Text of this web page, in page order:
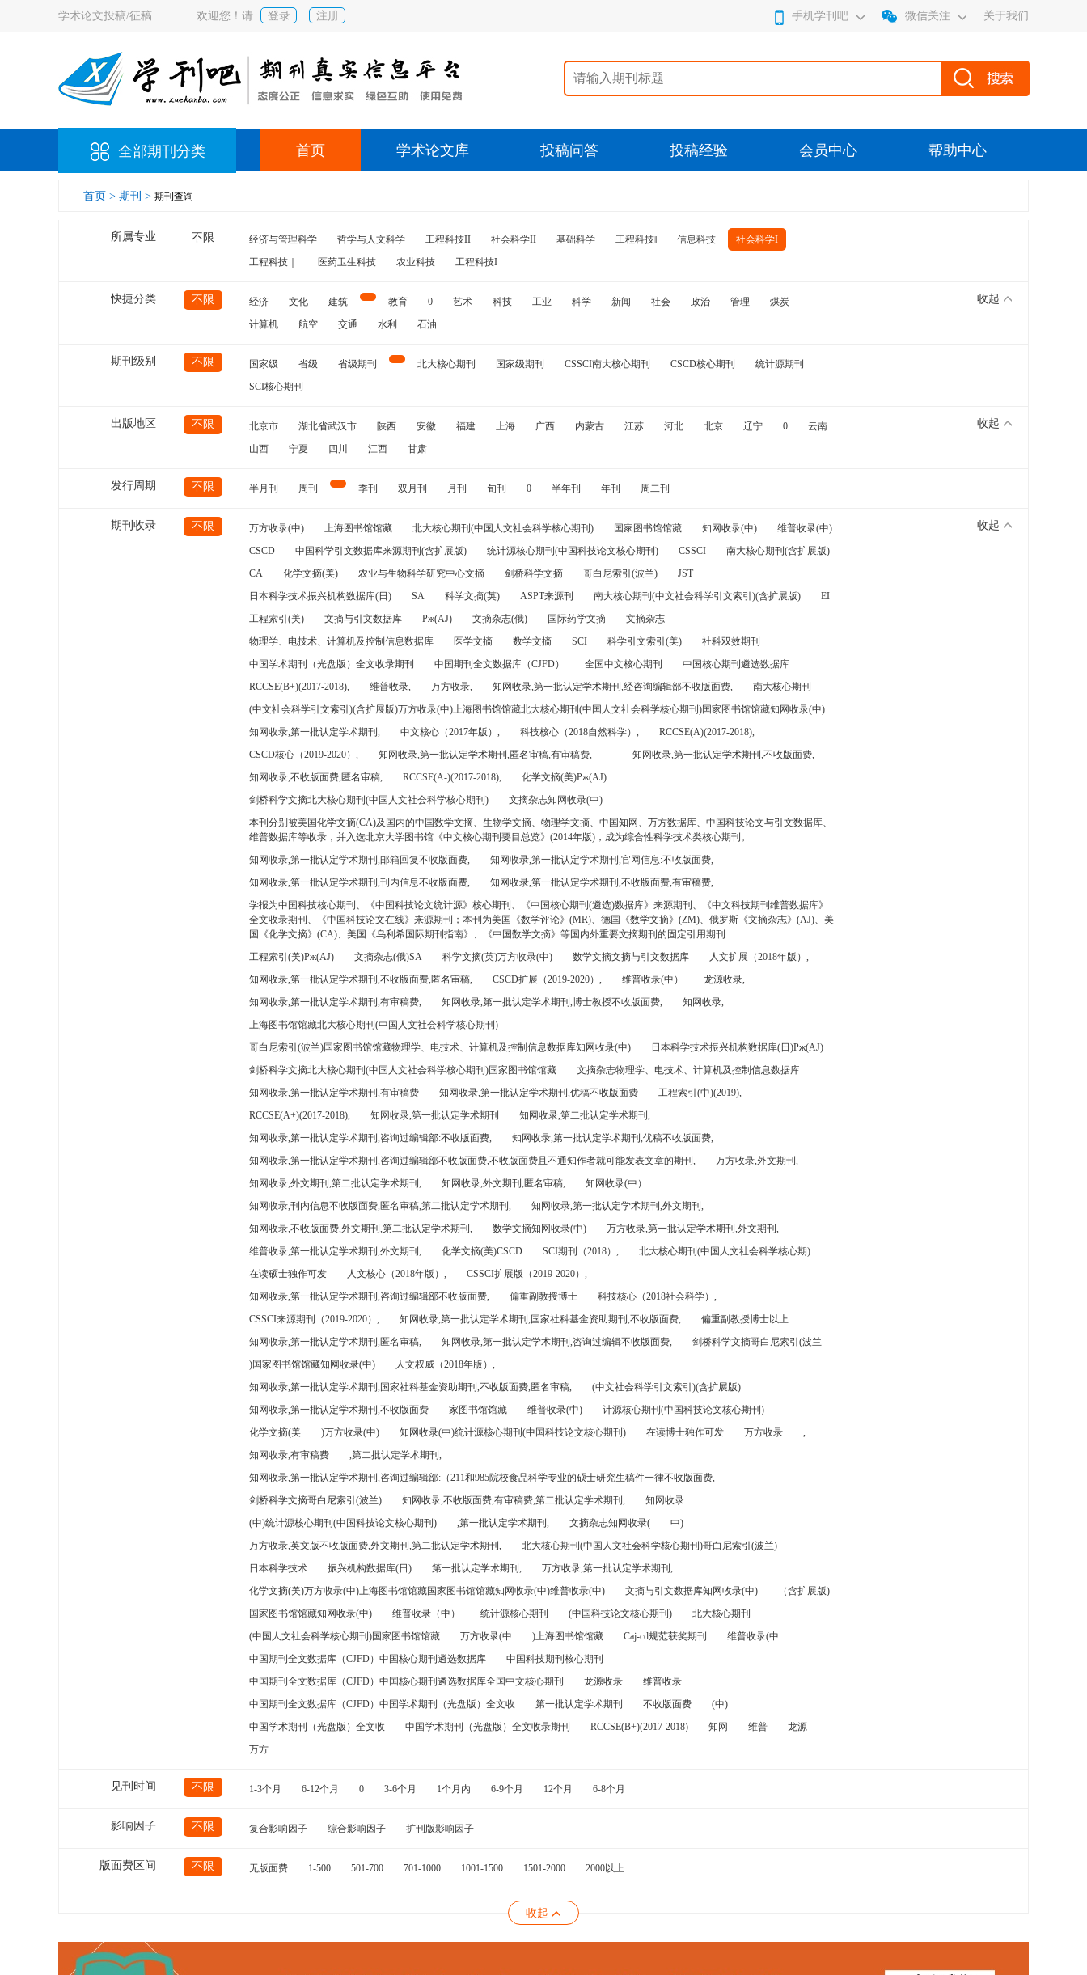
学术论文投稿/征稿 欢迎您！请 登录 注册 手机学刊吧 微信关注 关于我们
全部期刊分类 首页 学术论文库 投稿问答 投稿经验 会员中心 帮助中心
首页 > 期刊 > 期刊查询
所属专业 不限 经济与管理科学 哲学与人文科学 工程科技II 社会科学II 基础科学 工程科技‖ 信息科技
社会科学I
工程科技｜
医药卫生科技 农业科技 工程科技I
快捷分类 不限 经济 文化 建筑 教育 0 艺术 科技 工业 科学 新闻 社会 政治 管理
煤炭
计算机
航空 交通 水利 石油
收起
期刊级别 不限 国家级 省级 省级期刊 北大核心期刊 国家级期刊 CSSCI南大核心期刊 CSCD核心期刊
统计源期刊
SCI核心期刊
出版地区 不限 北京市 湖北省武汉市 陕西 安徽 福建 上海 广西 内蒙古 江苏 河北 北京 辽宁 0
云南
山西
宁夏 四川 江西 甘肃
收起
发行周期 不限 半月刊 周刊 季刊 双月刊 月刊 旬刊 0 半年刊 年刊 周二刊
期刊收录 不限 万方收录(中) 上海图书馆馆藏 北大核心期刊(中国人文社会科学核心期刊) 国家图书馆馆藏 知网收录(中)
维普收录(中)
CSCD
中国科学引文数据库来源期刊(含扩展版) 统计源核心期刊(中国科技论文核心期刊) CSSCI
南大核心期刊(含扩展版)
CA
化学文摘(美) 农业与生物科学研究中心文摘 剑桥科学文摘 哥白尼索引(波兰)
JST
日本科学技术振兴机构数据库(日)
SA 科学文摘(英) ASPT来源刊 南大核心期刊(中文社会科学引文索引)(含扩展版)
EI
工程索引(美)
文摘与引文数据库 Pж(AJ) 文摘杂志(俄) 国际药学文摘
文摘杂志
物理学、电技术、计算机及控制信息数据库
医学文摘 数学文摘 SCI 科学引文索引(美)
社科双效期刊
中国学术期刊（光盘版）全文收录期刊
中国期刊全文数据库（CJFD） 全国中文核心期刊
中国核心期刊遴选数据库
RCCSE(B+)(2017-2018),
维普收录, 万方收录, 知网收录,第一批认定学术期刊,经咨询编辑部不收版面费,
南大核心期刊
(中文社会科学引文索引)(含扩展版)万方收录(中)上海图书馆馆藏北大核心期刊(中国人文社会科学核心期刊)国家图书馆馆藏知网收录(中)
知网收录,第一批认定学术期刊,
中文核心（2017年版）, 科技核心（2018自然科学）,
RCCSE(A)(2017-2018),
CSCD核心（2019-2020）,
知网收录,第一批认定学术期刊,匿名审稿,有审稿费,
知网收录,第一批认定学术期刊,不收版面费,
知网收录,不收版面费,匿名审稿,
RCCSE(A-)(2017-2018),
化学文摘(美)Pж(AJ)
剑桥科学文摘北大核心期刊(中国人文社会科学核心期刊)
文摘杂志知网收录(中)
本刊分别被美国化学文摘(CA)及国内的中国数学文摘、生物学文摘、物理学文摘、中国知网、万方数据库、中国科技论文与引文数据库、
维普数据库等收录，并入选北京大学图书馆《中文核心期刊要目总览》(2014年版)，成为综合性科学技术类核心期刊。
知网收录,第一批认定学术期刊,邮箱回复不收版面费,
知网收录,第一批认定学术期刊,官网信息:不收版面费,
知网收录,第一批认定学术期刊,刊内信息不收版面费,
知网收录,第一批认定学术期刊,不收版面费,有审稿费,
学报为中国科技核心期刊、《中国科技论文统计源》核心期刊、《中国核心期刊(遴选)数据库》来源期刊、《中文科技期刊维普数据库》
全文收录期刊、《中国科技论文在线》来源期刊；本刊为美国《数学评论》(MR)、德国《数学文摘》(ZM)、俄罗斯《文摘杂志》(AJ)、美
国《化学文摘》(CA)、美国《乌利希国际期刊指南》、《中国数学文摘》等国内外重要文摘期刊的固定引用期刊
工程索引(美)Pж(AJ)
文摘杂志(俄)SA 科学文摘(英)万方收录(中) 数学文摘文摘与引文数据库
人文扩展（2018年版）,
知网收录,第一批认定学术期刊,不收版面费,匿名审稿,
CSCD扩展（2019-2020）, 维普收录(中）
龙源收录,
知网收录,第一批认定学术期刊,有审稿费,
知网收录,第一批认定学术期刊,博士教授不收版面费,
知网收录,
上海图书馆馆藏北大核心期刊(中国人文社会科学核心期刊)
哥白尼索引(波兰)国家图书馆馆藏物理学、电技术、计算机及控制信息数据库知网收录(中)
日本科学技术振兴机构数据库(日)Pж(AJ)
剑桥科学文摘北大核心期刊(中国人文社会科学核心期刊)国家图书馆馆藏
文摘杂志物理学、电技术、计算机及控制信息数据库
知网收录,第一批认定学术期刊,有审稿费
知网收录,第一批认定学术期刊,优稿不收版面费
工程索引(中)(2019),
RCCSE(A+)(2017-2018),
知网收录,第一批认定学术期刊
知网收录,第二批认定学术期刊,
知网收录,第一批认定学术期刊,咨询过编辑部:不收版面费,
知网收录,第一批认定学术期刊,优稿不收版面费,
知网收录,第一批认定学术期刊,咨询过编辑部不收版面费,不收版面费且不通知作者就可能发表文章的期刊,
万方收录,外文期刊,
知网收录,外文期刊,第二批认定学术期刊,
知网收录,外文期刊,匿名审稿,
知网收录(中）
知网收录,刊内信息不收版面费,匿名审稿,第二批认定学术期刊,
知网收录,第一批认定学术期刊,外文期刊,
知网收录,不收版面费,外文期刊,第二批认定学术期刊,
数学文摘知网收录(中)
万方收录,第一批认定学术期刊,外文期刊,
维普收录,第一批认定学术期刊,外文期刊,
化学文摘(美)CSCD SCI期刊（2018）,
北大核心期刊(中国人文社会科学核心期)
在读硕士独作可发
人文核心（2018年版）,
CSSCI扩展版（2019-2020）,
知网收录,第一批认定学术期刊,咨询过编辑部不收版面费,
偏重副教授博士
科技核心（2018社会科学）,
CSSCI来源期刊（2019-2020）,
知网收录,第一批认定学术期刊,国家社科基金资助期刊,不收版面费,
偏重副教授博士以上
知网收录,第一批认定学术期刊,匿名审稿,
知网收录,第一批认定学术期刊,咨询过编辑不收版面费,
剑桥科学文摘哥白尼索引(波兰
)国家图书馆馆藏知网收录(中)
人文权威（2018年版）,
知网收录,第一批认定学术期刊,国家社科基金资助期刊,不收版面费,匿名审稿,
(中文社会科学引文索引)(含扩展版)
知网收录,第一批认定学术期刊,不收版面费
家图书馆馆藏 维普收录(中)
计源核心期刊(中国科技论文核心期刊)
化学文摘(美
)万方收录(中) 知网收录(中)统计源核心期刊(中国科技论文核心期刊) 在读博士独作可发 万方收录
,
知网收录,有审稿费
,第二批认定学术期刊,
知网收录,第一批认定学术期刊,咨询过编辑部:（211和985院校食品科学专业的硕士研究生稿件一律不收版面费,
剑桥科学文摘哥白尼索引(波兰)
知网收录,不收版面费,有审稿费,第二批认定学术期刊,
知网收录
(中)统计源核心期刊(中国科技论文核心期刊)
,第一批认定学术期刊, 文摘杂志知网收录(
中)
万方收录,英文版不收版面费,外文期刊,第二批认定学术期刊,
北大核心期刊(中国人文社会科学核心期刊)哥白尼索引(波兰)
日本科学技术
振兴机构数据库(日) 第一批认定学术期刊,
万方收录,第一批认定学术期刊,
化学文摘(美)万方收录(中)上海图书馆馆藏国家图书馆馆藏知网收录(中)维普收录(中)
文摘与引文数据库知网收录(中)
（含扩展版)
国家图书馆馆藏知网收录(中)
维普收录（中） 统计源核心期刊 (中国科技论文核心期刊)
北大核心期刊
(中国人文社会科学核心期刊)国家图书馆馆藏
万方收录(中 )上海图书馆馆藏 Caj-cd规范获奖期刊
维普收录(中
中国期刊全文数据库（CJFD）中国核心期刊遴选数据库
中国科技期刊核心期刊
中国期刊全文数据库（CJFD）中国核心期刊遴选数据库全国中文核心期刊
龙源收录
维普收录
中国期刊全文数据库（CJFD）中国学术期刊（光盘版）全文收
第一批认定学术期刊 不收版面费
(中)
中国学术期刊（光盘版）全文收
中国学术期刊（光盘版）全文收录期刊 RCCSE(B+)(2017-2018) 知网 维普
龙源
万方
收起
见刊时间 不限 1-3个月 6-12个月 0 3-6个月 1个月内 6-9个月 12个月 6-8个月
影响因子 不限 复合影响因子 综合影响因子 扩刊版影响因子
版面费区间 不限 无版面费 1-500 501-700 701-1000 1001-1500 1501-2000 2000以上
收起